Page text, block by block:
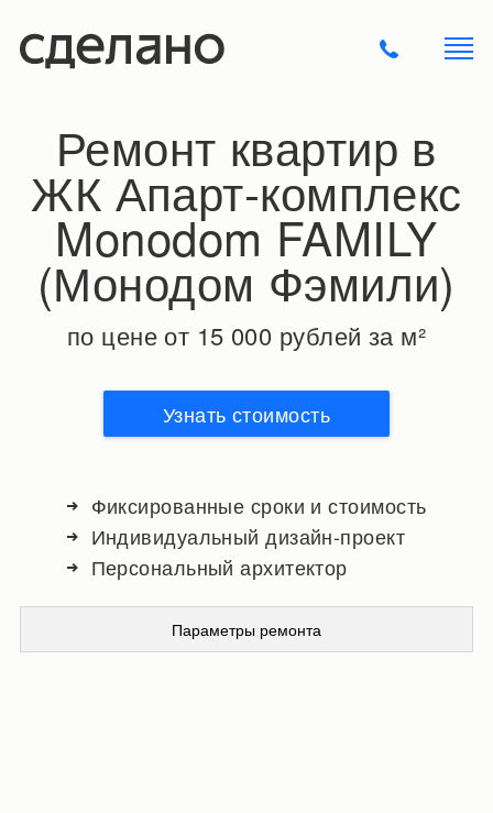
Ремонт квартир в
ЖК Апарт-комплекс
Monodom FAMILY
(Монодом Фэмили)
по цене от 15 000 рублей за м²
Узнать стоимость
Фиксированные сроки и стоимость
Индивидуальный дизайн-проект
Персональный архитектор
Параметры ремонта